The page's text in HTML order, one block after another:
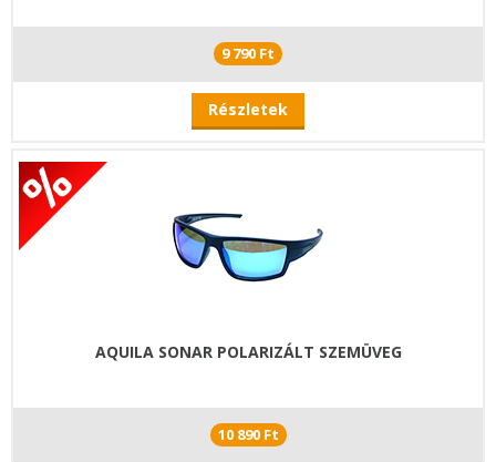
9 790 Ft
Részletek
AQUILA SONAR POLARIZÁLT SZEMÜVEG
10 890 Ft